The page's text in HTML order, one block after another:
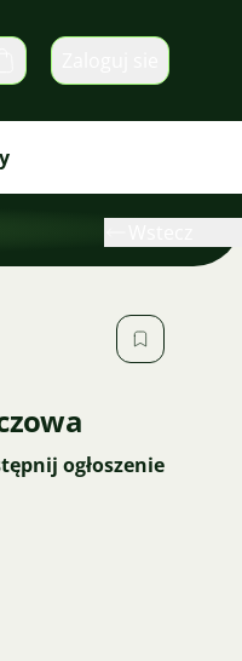
Koszyk
ogłoszenie